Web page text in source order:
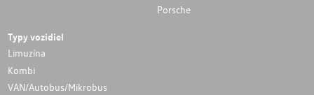
Porsche
Typy vozidiel
Limuzína
Kombi
VAN/Autobus/Mikrobus